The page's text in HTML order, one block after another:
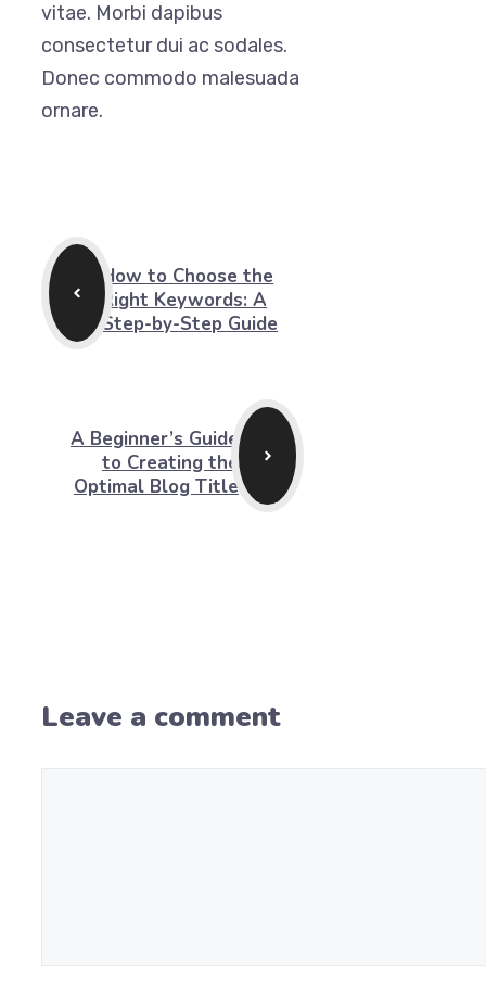
vitae. Morbi dapibus
consectetur dui ac sodales.
Donec commodo malesuada
ornare.
How to Choose the
Right Keywords: A
Step-by-Step Guide
A Beginner’s Guide
to Creating the
Optimal Blog Title
Leave a comment